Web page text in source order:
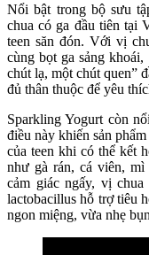
Nổi bật trong bộ sưu
chua có ga đầu tiên tại
teen săn đón. Với vị
cùng bọt ga sảng
chút lạ, một chút quen”
đủ thân thuộc để yêu
Sparkling Yogurt còn
điều này khiến sản
của teen khi có thể kết
như gà rán, cá viên,
cảm giác ngấy, vị
lactobacillus hỗ trợ tiêu
ngon miệng, vừa nhẹ